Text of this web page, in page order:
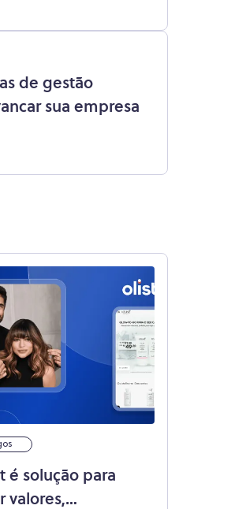
de gestão
sua empresa
é solução para
valores,